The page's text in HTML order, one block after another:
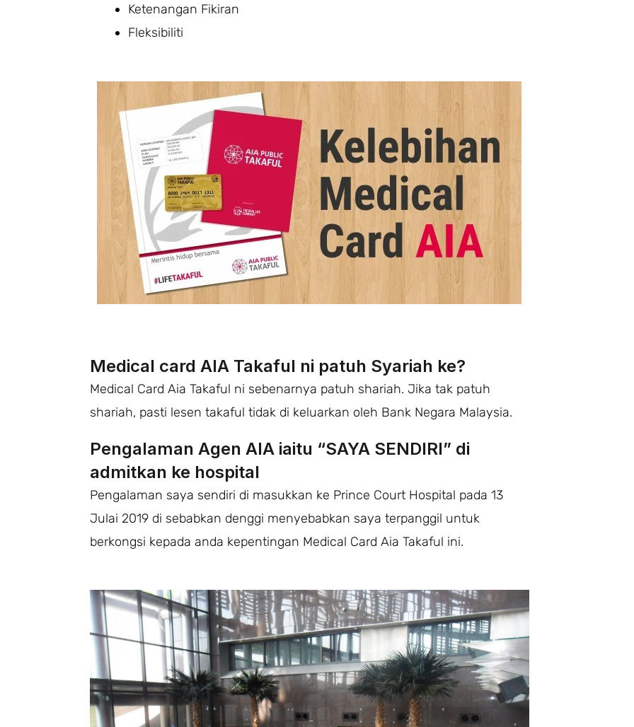
Ketenangan Fikiran
Fleksibiliti
Medical card AIA Takaful ni patuh Syariah ke?
Medical Card Aia Takaful ni sebenarnya patuh shariah. Jika tak patuh
shariah, pasti lesen takaful tidak di keluarkan oleh Bank Negara Malaysia.
Pengalaman Agen AIA iaitu “SAYA SENDIRI” di
admitkan ke hospital
Pengalaman saya sendiri di masukkan ke Prince Court Hospital pada 13
Julai 2019 di sebabkan denggi menyebabkan saya terpanggil untuk
berkongsi kepada anda kepentingan Medical Card Aia Takaful ini.